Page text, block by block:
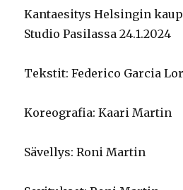
Kantaesitys Helsingin
Studio Pasilassa 24.1.2024
Tekstit: Federico Garcia
Koreografia: Kaari Martin
Sävellys: Roni Martin